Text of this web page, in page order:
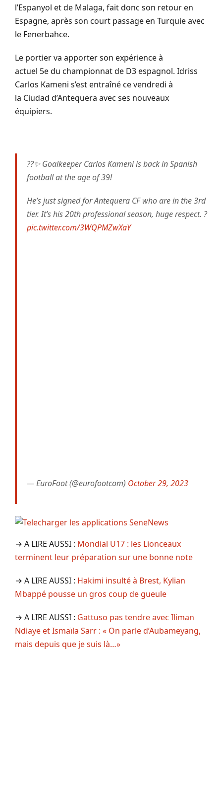
l’Espanyol et de Malaga, fait donc son retour en
Espagne, après son court passage en Turquie avec
le Fenerbahce.
Le portier va apporter son expérience à
actuel 5e du championnat de D3 espagnol. Idriss
Carlos Kameni s’est entraîné ce vendredi à
la Ciudad d’Antequera avec ses nouveaux
équipiers.
??✨ Goalkeeper Carlos Kameni is back in Spanish
football at the age of 39!
He’s just signed for Antequera CF who are in the 3rd
tier. It’s his 20th professional season, huge respect. ?
pic.twitter.com/3WQPMZwXaY
— EuroFoot (@eurofootcom) October 29, 2023
→ A LIRE AUSSI : Mondial U17 : les Lionceaux
terminent leur préparation sur une bonne note
→ A LIRE AUSSI : Hakimi insulté à Brest, Kylian
Mbappé pousse un gros coup de gueule
→ A LIRE AUSSI : Gattuso pas tendre avec Iliman
Ndiaye et Ismaïla Sarr : « On parle d’Aubameyang,
mais depuis que je suis là…»